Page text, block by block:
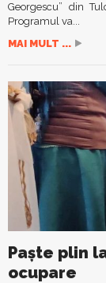
Georgescu” din
Programul va...
MAI MULT ...
Paște plin
ocupare